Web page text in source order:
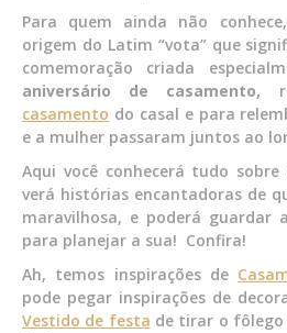
Para quem ainda não
origem do Latim “vota” que
comemoração criada
aniversário de casamento,
casamento do casal e para
e a mulher passaram juntos ao
Aqui você conhecerá tudo
verá histórias encantadoras de
maravilhosa, e poderá guardar
para planejar a sua! Confira!
Ah, temos inspirações de
pode pegar inspirações de
Vestido de festa de tirar o fôlego